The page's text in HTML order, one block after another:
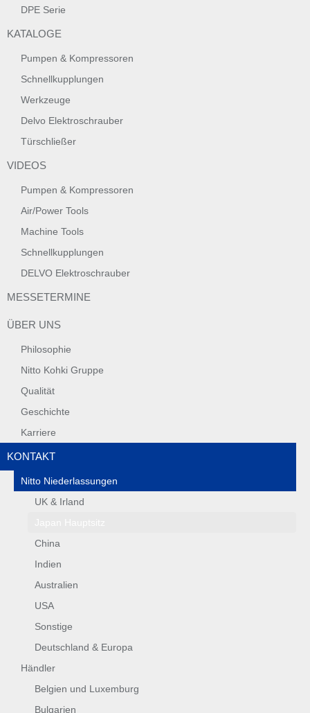
DPE Serie
KATALOGE
Pumpen & Kompressoren
Schnellkupplungen
Werkzeuge
Delvo Elektroschrauber
Türschließer
VIDEOS
Pumpen & Kompressoren
Air/Power Tools
Machine Tools
Schnellkupplungen
DELVO Elektroschrauber
MESSETERMINE
ÜBER UNS
Philosophie
Nitto Kohki Gruppe
Qualität
Geschichte
Karriere
KONTAKT
Nitto Niederlassungen
UK & Irland
China
Indien
Australien
USA
Sonstige
Deutschland & Europa
Händler
Belgien und Luxemburg
Bulgarien